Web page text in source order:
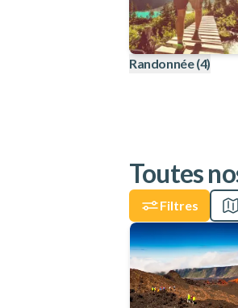
Randonnée(4)
Toutes
Filtres